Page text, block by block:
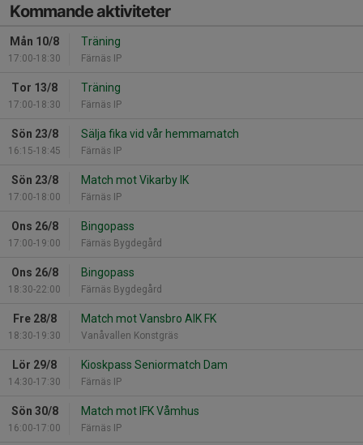
Kommande aktiviteter
Mån 10/8
17:00-18:30
Träning
Färnäs IP
Tor 13/8
17:00-18:30
Träning
Färnäs IP
Sön 23/8
16:15-18:45
Sälja fika vid vår hemmamatch
Färnäs IP
Sön 23/8
17:00-18:00
Match mot Vikarby IK
Färnäs IP
Ons 26/8
17:00-19:00
Bingopass
Färnäs Bygdegård
Ons 26/8
18:30-22:00
Bingopass
Färnäs Bygdegård
Fre 28/8
18:30-19:30
Match mot Vansbro AIK FK
Vanåvallen Konstgräs
Lör 29/8
14:30-17:30
Kioskpass Seniormatch Dam
Färnäs IP
Sön 30/8
16:00-17:00
Match mot IFK Våmhus
Färnäs IP